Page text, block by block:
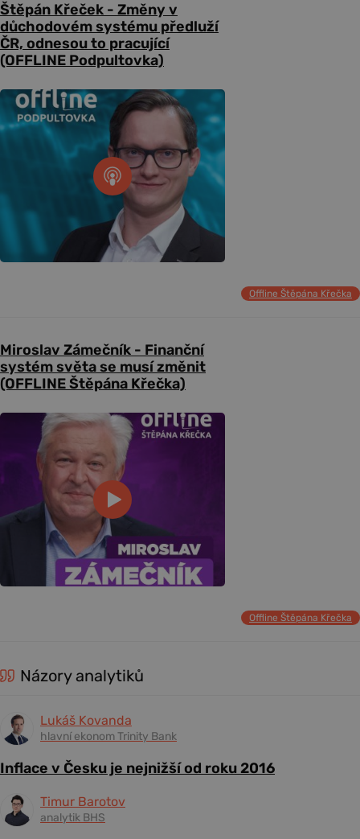
Štěpán Křeček - Změny v
důchodovém systému předluží
ČR, odnesou to pracující
(OFFLINE Podpultovka)
Offline Štěpána Křečka
Miroslav Zámečník - Finanční
systém světa se musí změnit
(OFFLINE Štěpána Křečka)
Offline Štěpána Křečka
Názory analytiků
Lukáš Kovanda
hlavní ekonom Trinity Bank
Inflace v Česku je nejnižší od roku 2016
Timur Barotov
analytik BHS